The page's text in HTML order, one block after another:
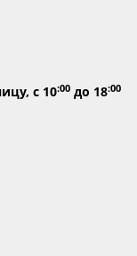
с 10:00 до 18:00